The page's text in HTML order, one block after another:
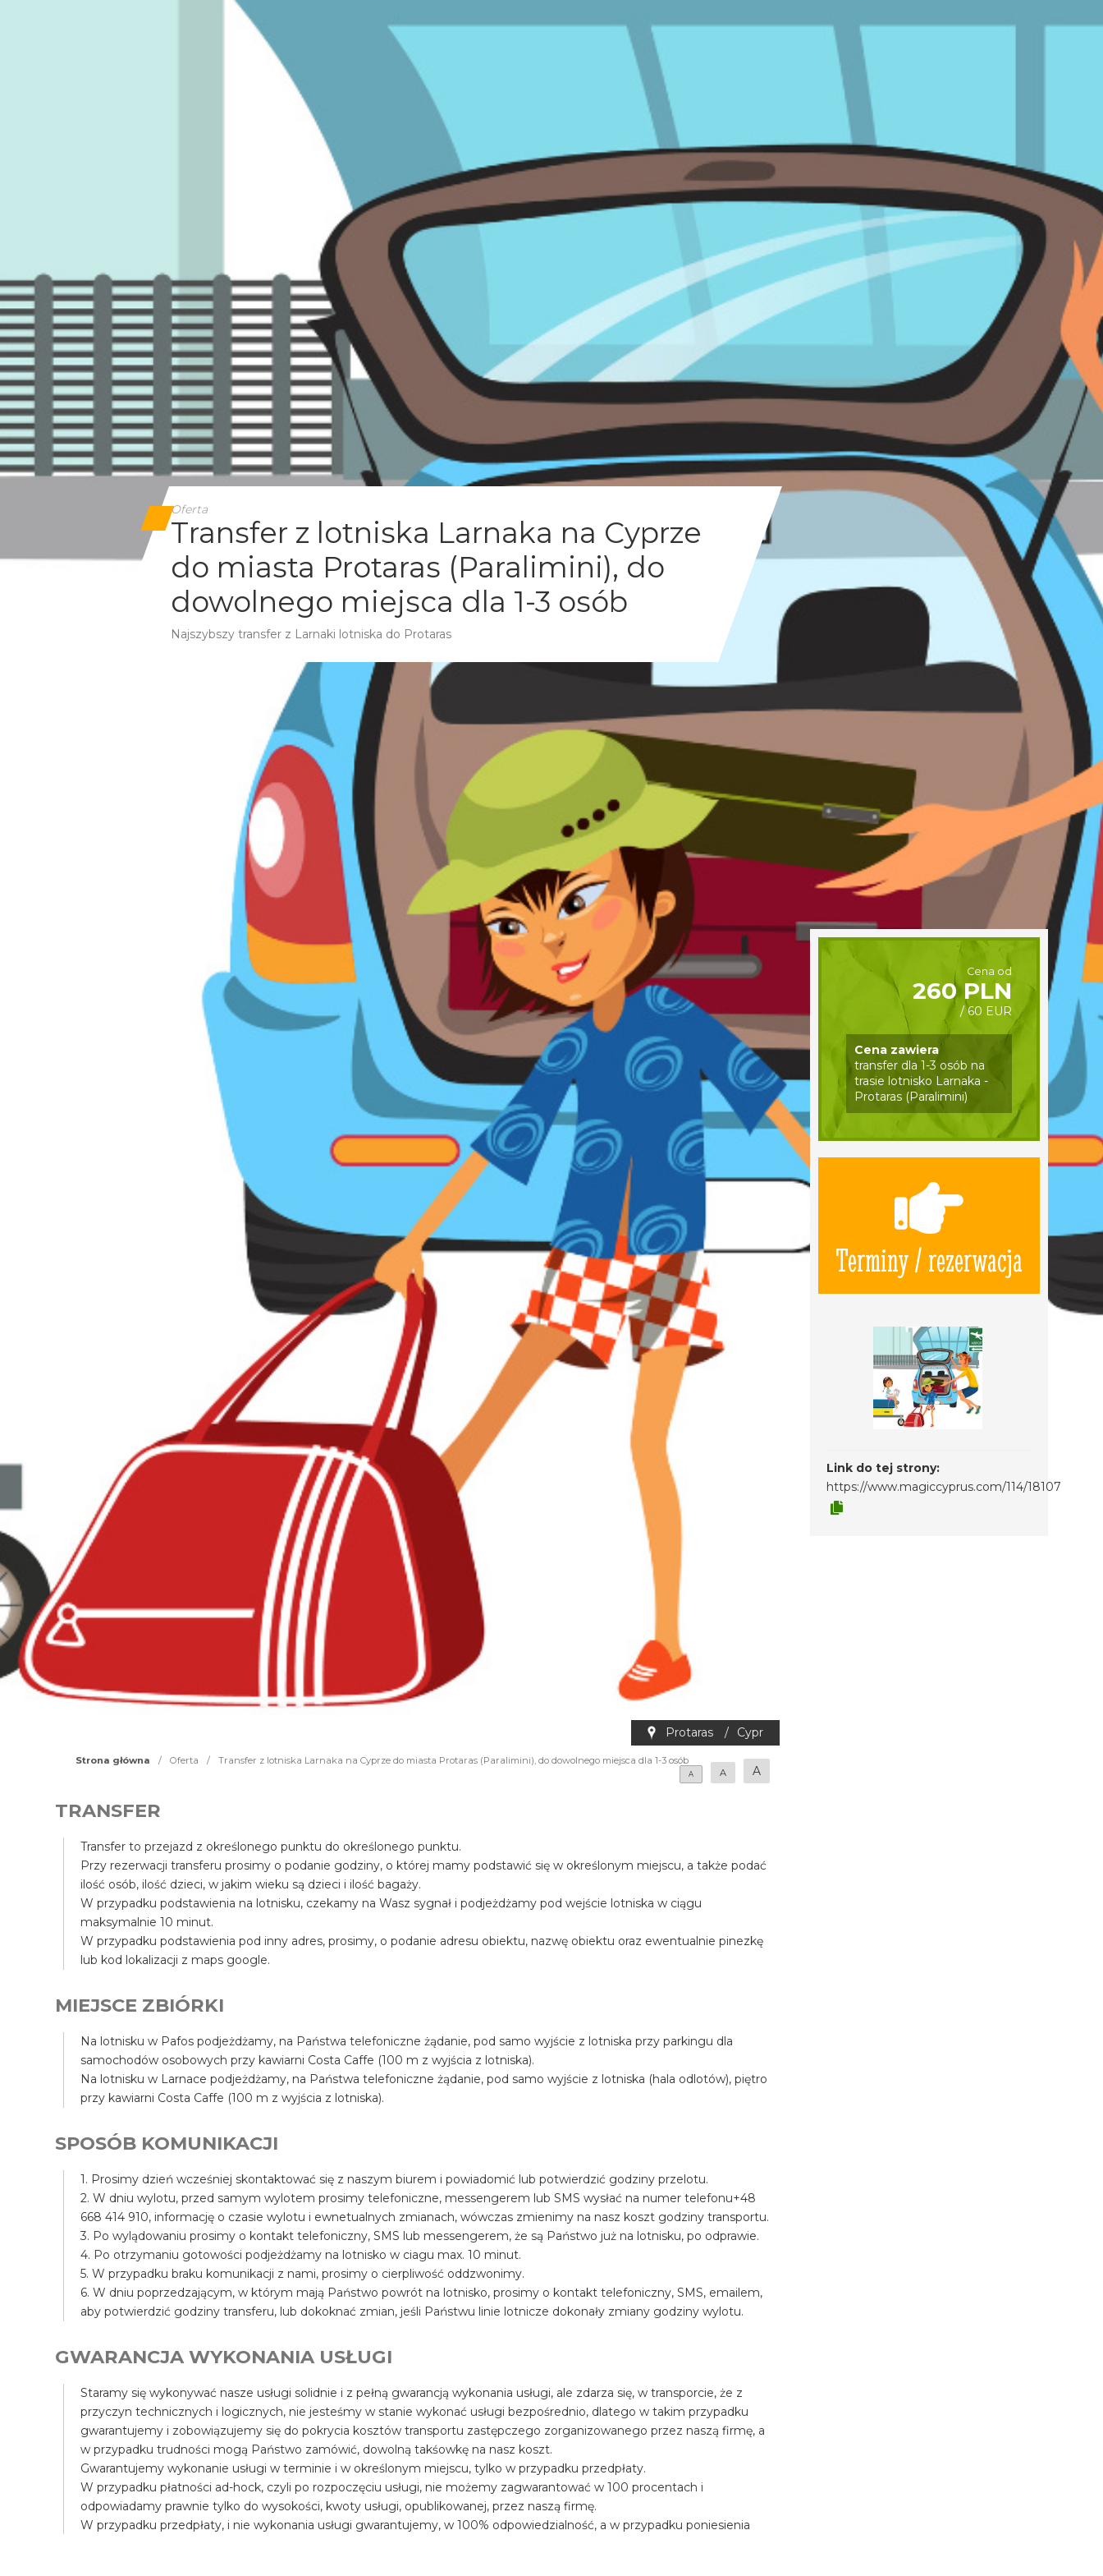
Oferta
Transfer z lotniska Larnaka na Cyprze
do miasta Protaras (Paralimini), do
dowolnego miejsca dla 1-3 osób
Najszybszy transfer z Larnaki lotniska do Protaras
Protaras / Cypr
Strona główna / Oferta / Transfer z lotniska Larnaka na Cyprze do miasta Protaras (Paralimini), do dowolnego miejsca dla 1-3 osób
A A A
Cena od
260 PLN
/ 60 EUR
Cena zawiera
transfer dla 1-3 osób na
trasie lotnisko Larnaka -
Protaras (Paralimini)
Terminy / rezerwacja
Link do tej strony:
https://www.magiccyprus.com/114/18107
TRANSFER
Transfer to przejazd z określonego punktu do określonego punktu.
Przy rezerwacji transferu prosimy o podanie godziny, o której mamy podstawić się w określonym miejscu, a także podać
ilość osób, ilość dzieci, w jakim wieku są dzieci i ilość bagaży.
W przypadku podstawienia na lotnisku, czekamy na Wasz sygnał i podjeżdżamy pod wejście lotniska w ciągu
maksymalnie 10 minut.
W przypadku podstawienia pod inny adres, prosimy, o podanie adresu obiektu, nazwę obiektu oraz ewentualnie pinezkę
lub kod lokalizacji z maps google.
MIEJSCE ZBIÓRKI
Na lotnisku w Pafos podjeżdżamy, na Państwa telefoniczne żądanie, pod samo wyjście z lotniska przy parkingu dla
samochodów osobowych przy kawiarni Costa Caffe (100 m z wyjścia z lotniska).
Na lotnisku w Larnace podjeżdżamy, na Państwa telefoniczne żądanie, pod samo wyjście z lotniska (hala odlotów), piętro
przy kawiarni Costa Caffe (100 m z wyjścia z lotniska).
SPOSÓB KOMUNIKACJI
1. Prosimy dzień wcześniej skontaktować się z naszym biurem i powiadomić lub potwierdzić godziny przelotu.
2. W dniu wylotu, przed samym wylotem prosimy telefoniczne, messengerem lub SMS wysłać na numer telefonu+48
668 414 910, informację o czasie wylotu i ewnetualnych zmianach, wówczas zmienimy na nasz koszt godziny transportu.
3. Po wylądowaniu prosimy o kontakt telefoniczny, SMS lub messengerem, że są Państwo już na lotnisku, po odprawie.
4. Po otrzymaniu gotowości podjeżdżamy na lotnisko w ciagu max. 10 minut.
5. W przypadku braku komunikacji z nami, prosimy o cierpliwość oddzwonimy.
6. W dniu poprzedzającym, w którym mają Państwo powrót na lotnisko, prosimy o kontakt telefoniczny, SMS, emailem,
aby potwierdzić godziny transferu, lub dokoknać zmian, jeśli Państwu linie lotnicze dokonały zmiany godziny wylotu.
GWARANCJA WYKONANIA USŁUGI
Staramy się wykonywać nasze usługi solidnie i z pełną gwarancją wykonania usługi, ale zdarza się, w transporcie, że z
przyczyn technicznych i logicznych, nie jesteśmy w stanie wykonać usługi bezpośrednio, dlatego w takim przypadku
gwarantujemy i zobowiązujemy się do pokrycia kosztów transportu zastępczego zorganizowanego przez naszą firmę, a
w przypadku trudności mogą Państwo zamówić, dowolną takśowkę na nasz koszt.
Gwarantujemy wykonanie usługi w terminie i w określonym miejscu, tylko w przypadku przedpłaty.
W przypadku płatności ad-hock, czyli po rozpoczęciu usługi, nie możemy zagwarantować w 100 procentach i
odpowiadamy prawnie tylko do wysokości, kwoty usługi, opublikowanej, przez naszą firmę.
W przypadku przedpłaty, i nie wykonania usługi gwarantujemy, w 100% odpowiedzialność, a w przypadku poniesienia